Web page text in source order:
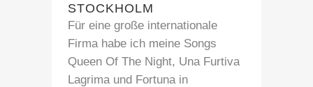
STOCKHOLM
Für eine große internationale
Firma habe ich meine Songs
Queen Of The Night, Una Furtiva
Lagrima und Fortuna in